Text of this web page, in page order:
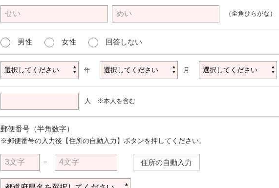
（全角ひらがな）
男性 女性 回答しない
年 月
人 ※本人を含む
郵便番号（半角数字）
※郵便番号の入力後【住所の自動入力】ボタンを押してください。
－ 住所の自動入力